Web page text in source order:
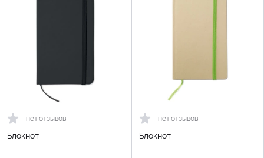
нет отзывов
Блокнот
нет отзывов
Блокнот